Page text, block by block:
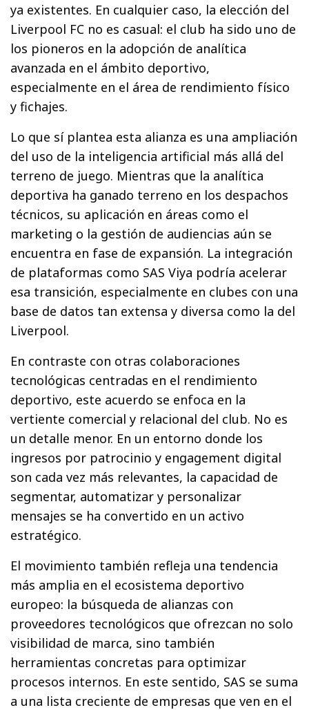
ya existentes. En cualquier caso, la elección del
Liverpool FC no es casual: el club ha sido uno de
los pioneros en la adopción de analítica
avanzada en el ámbito deportivo,
especialmente en el área de rendimiento físico
y fichajes.
Lo que sí plantea esta alianza es una ampliación
del uso de la inteligencia artificial más allá del
terreno de juego. Mientras que la analítica
deportiva ha ganado terreno en los despachos
técnicos, su aplicación en áreas como el
marketing o la gestión de audiencias aún se
encuentra en fase de expansión. La integración
de plataformas como SAS Viya podría acelerar
esa transición, especialmente en clubes con una
base de datos tan extensa y diversa como la del
Liverpool.
En contraste con otras colaboraciones
tecnológicas centradas en el rendimiento
deportivo, este acuerdo se enfoca en la
vertiente comercial y relacional del club. No es
un detalle menor. En un entorno donde los
ingresos por patrocinio y engagement digital
son cada vez más relevantes, la capacidad de
segmentar, automatizar y personalizar
mensajes se ha convertido en un activo
estratégico.
El movimiento también refleja una tendencia
más amplia en el ecosistema deportivo
europeo: la búsqueda de alianzas con
proveedores tecnológicos que ofrezcan no solo
visibilidad de marca, sino también
herramientas concretas para optimizar
procesos internos. En este sentido, SAS se suma
a una lista creciente de empresas que ven en el